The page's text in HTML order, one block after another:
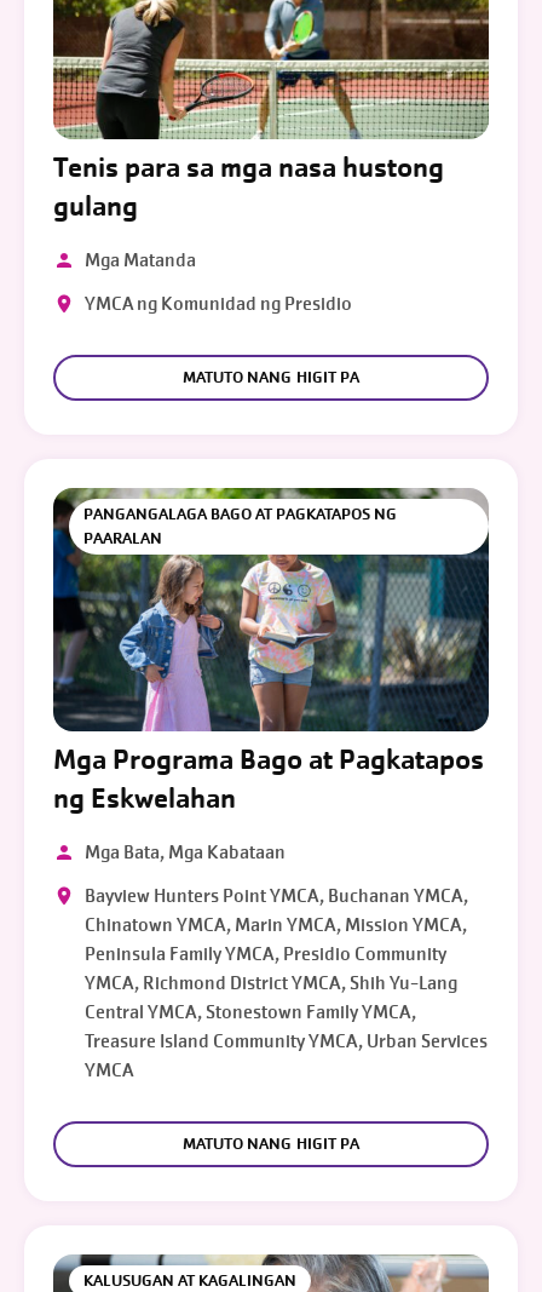
Tenis para sa mga nasa hustong
gulang
Mga Matanda
YMCA ng Komunidad ng Presidio
MATUTO NANG HIGIT PA
PANGANGALAGA BAGO AT PAGKATAPOS NG
PAARALAN
Mga Programa Bago at Pagkatapos
ng Eskwelahan
Mga Bata, Mga Kabataan
Bayview Hunters Point YMCA, Buchanan YMCA,
Chinatown YMCA, Marin YMCA, Mission YMCA,
Peninsula Family YMCA, Presidio Community
YMCA, Richmond District YMCA, Shih Yu-Lang
Central YMCA, Stonestown Family YMCA,
Treasure Island Community YMCA, Urban Services
YMCA
MATUTO NANG HIGIT PA
KALUSUGAN AT KAGALINGAN